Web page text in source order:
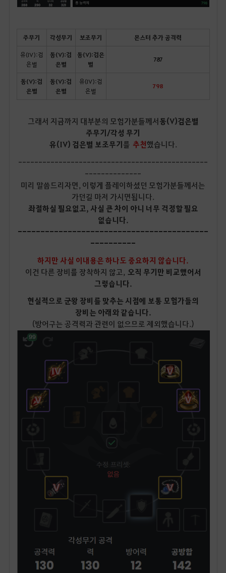
주무기 각성무기 보조무기 몬스터 추가 공격력
유(IV):검
은별
동(V):검
은별
동(V):검은
별
787
동(V):검
은별
동(V):검
은별
유(IV):검
은별
798
그래서 지금까지 대부분의 모험가분들께서동(V)검은별
주무기/각성 무기
유(IV) 검은별 보조무기를 추천했습니다.
-----------------------------------------------
--------------
미리 말씀드리자면, 이렇게 플레이하셨던 모험가분들께서는
가던길 마저 가시면됩니다.
좌절하실 필요없고, 사실 큰 차이 아니 너무 걱정할 필요
없습니다.
------------------------------------------
----------
하지만 사실 이내용은 하나도 중요하지 않습니다.
이건 다른 장비를 장착하지 않고, 오직 무기만 비교했어서
그렇습니다.
현실적으로 군왕 장비를 맞추는 시점에 보통 모험가들의
장비는 아래와 같습니다.
(방어구는 공격력과 관련이 없으므로 제외했습니다.)